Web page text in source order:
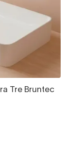
Tre Bruntec